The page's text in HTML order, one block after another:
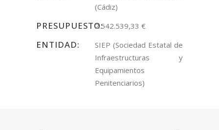
(Cádiz)
PRESUPUESTO:2.542.539,33 €
ENTIDAD:
SIEP (Sociedad Estatal de
Infraestructuras y
Equipamientos
Penitenciarios)